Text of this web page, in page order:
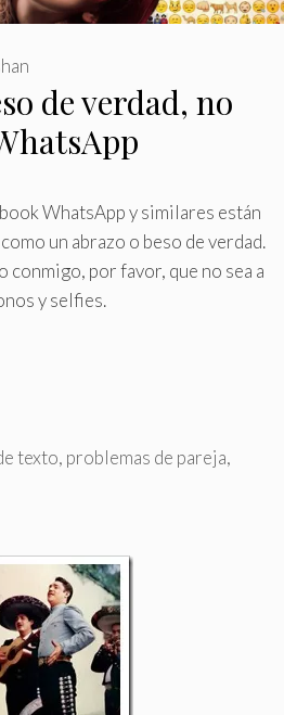
de verdad, no
WhatsApp y similares están
un abrazo o beso de verdad.
por favor, que no sea a
y selfies.
texto, problemas de pareja,